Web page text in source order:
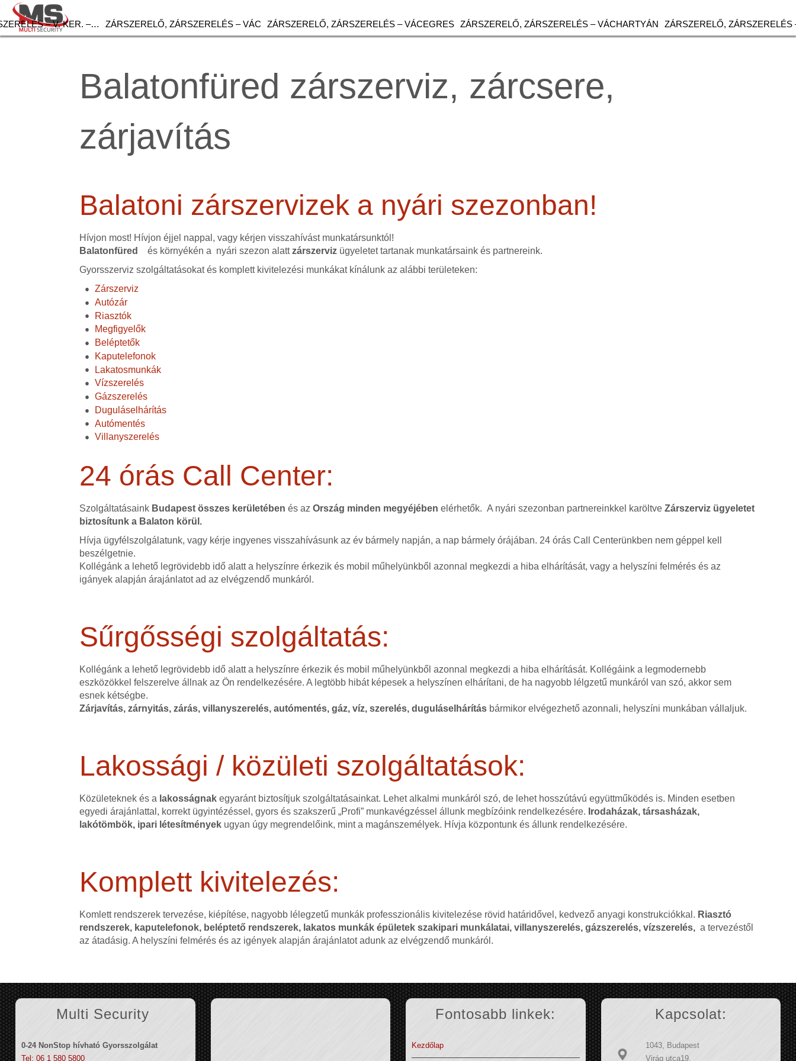
– V. KER. –… ZÁRSZERELŐ, ZÁRSZERELÉS – VÁC ZÁRSZERELŐ, ZÁRSZERELÉS – VÁCEGRES ZÁRSZERELŐ, ZÁRSZERELÉS – VÁCHARTYÁN ZÁRSZERELŐ, ZÁRSZERELÉS
Balatonfüred zárszerviz, zárcsere,
zárjavítás
Balatoni zárszervizek a nyári szezonban!
Hívjon most! Hívjon éjjel nappal, vagy kérjen visszahívást munkatársunktól!
Balatonfüredés környékén a nyári szezon alattzárszerviz ügyeletet tartanak munkatársaink és partnereink.
Gyorsszerviz szolgáltatásokat és komplett kivitelezési munkákat kínálunk az alábbi területeken:
Zárszerviz
Autózár
Riasztók
Megfigyelők
Beléptetők
Kaputelefonok
Lakatosmunkák
Vízszerelés
Gázszerelés
Duguláselhárítás
Autómentés
Villanyszerelés
24 órás Call Center:
Szolgáltatásaink Budapest összes kerületében és azOrszág minden megyéjében elérhetők. A nyári szezonban partnereinkkel karöltveZárszerviz ügyeletet
biztosítunk a Balaton körül.
Hívja ügyfélszolgálatunk, vagy kérje ingyenes visszahívásunk az év bármely napján, a nap bármely órájában. 24 órás Call Centerünkben nem géppel kell
beszélgetnie.
Kollégánk a lehető legrövidebb idő alatt a helyszínre érkezik és mobil műhelyünkből azonnal megkezdi a hiba elhárítását, vagy a helyszíni felmérés és az
igányek alapján árajánlatot ad az elvégzendő munkáról.
Sűrgősségi szolgáltatás:
Kollégánk a lehető legrövidebb idő alatt a helyszínre érkezik és mobil műhelyünkből azonnal megkezdi a hiba elhárítását. Kollégáink a legmodernebb
eszközökkel felszerelve állnak az Ön rendelkezésére. A legtöbb hibát képesek a helyszínen elhárítani, de ha nagyobb lélgzetű munkáról van szó, akkor sem
esnek kétségbe.
Zárjavítás, zárnyitás, zárás, villanyszerelés, autómentés, gáz, víz, szerelés, duguláselhárítás bármikor elvégezhető azonnali, helyszíni munkában vállaljuk.
Lakossági / közületi szolgáltatások:
Közületeknek és a lakosságnak egyaránt biztosítjuk szolgáltatásainkat. Lehet alkalmi munkáról szó, de lehet hosszútávú együttműködés is. Minden esetben
egyedi árajánlattal, korrekt ügyintézéssel, gyors és szakszerű „Profi” munkavégzéssel állunk megbízóink rendelkezésére. Irodaházak, társasházak,
lakótömbök, ipari létesítmények ugyan úgy megrendelőink, mint a magánszemélyek. Hívja központunk és állunk rendelkezésére.
Komplett kivitelezés:
Komlett rendszerek tervezése, kiépítése, nagyobb lélegzetű munkák professzionális kivitelezése rövid határidővel, kedvező anyagi konstrukciókkal. Riasztó
rendszerek, kaputelefonok, beléptető rendszerek, lakatos munkák épületek szakipari munkálatai, villanyszerelés, gázszerelés, vízszerelés, a tervezéstől
az átadásig. A helyszíni felmérés és az igények alapján árajánlatot adunk az elvégzendő munkáról.
Multi Security
0-24 NonStop hívható Gyorsszolgálat
Tel: 06 1 580 5800
Fontosabb linkek:
Kezdőlap
Kapcsolat:
1043, Budapest
Virág utca19.